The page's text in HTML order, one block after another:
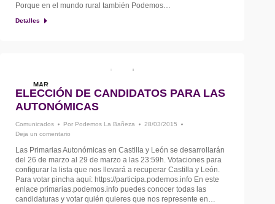
Porque en el mundo rural también Podemos…
Detalles
MAR
28
ELECCIÓN DE CANDIDATOS PARA LAS
AUTONÓMICAS
Comunicados Por Podemos La Bañeza
28/03/2015
Deja un comentario
Las Primarias Autonómicas en Castilla y León se desarrollarán
del 26 de marzo al 29 de marzo a las 23:59h. Votaciones para
configurar la lista que nos llevará a recuperar Castilla y León.
Para votar pincha aquí: https://participa.podemos.info En este
enlace primarias.podemos.info puedes conocer todas las
candidaturas y votar quién quieres que nos represente en…